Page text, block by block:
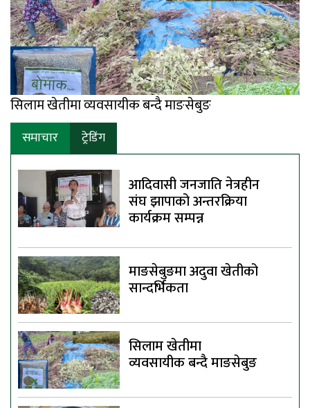
सिलाम खेतीमा व्यवसायीक बन्दै माङसेबुङ
समाचार ट्रेडिंग
आदिवासी जनजाति नेत्रहीन
संघ झापाको अन्तरक्रिया
कार्यक्रम सम्पन्न
माङसेबुङमा अदुवा खेतीको
सान्दर्भिकता
सिलाम खेतीमा
व्यवसायीक बन्दै माङसेबुङ